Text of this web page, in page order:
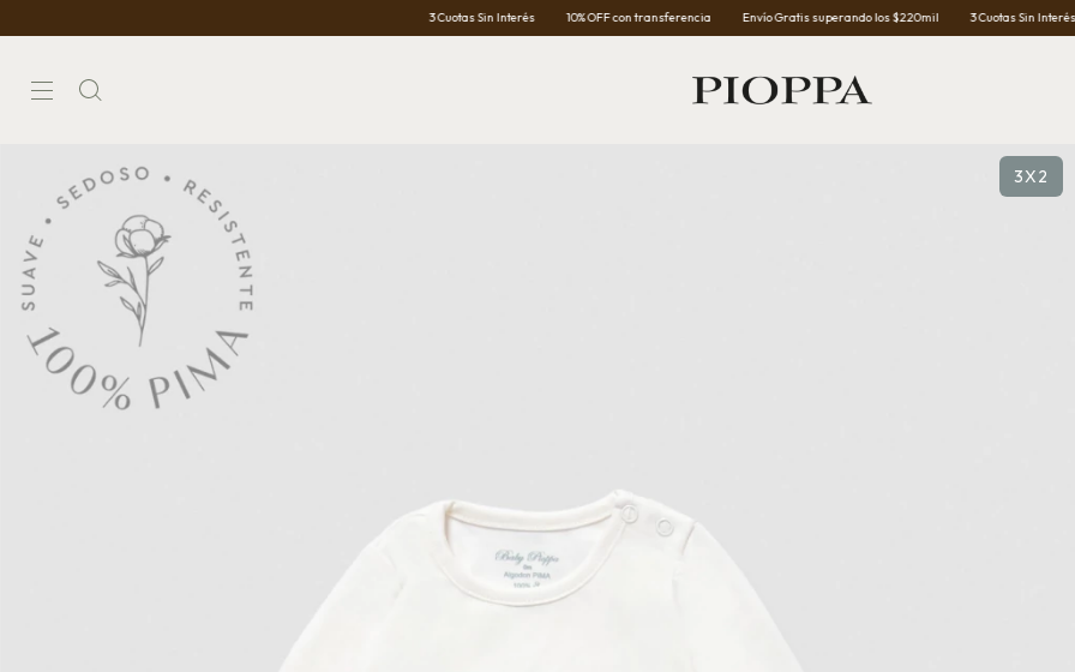
3 Cuotas Sin Interés 10% OFF con transferencia Envío Gratis superando los $220mil 3 Cuotas Sin Interés
3X2